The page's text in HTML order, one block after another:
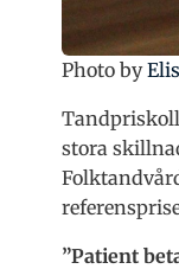
Photo by
stora
”Patient